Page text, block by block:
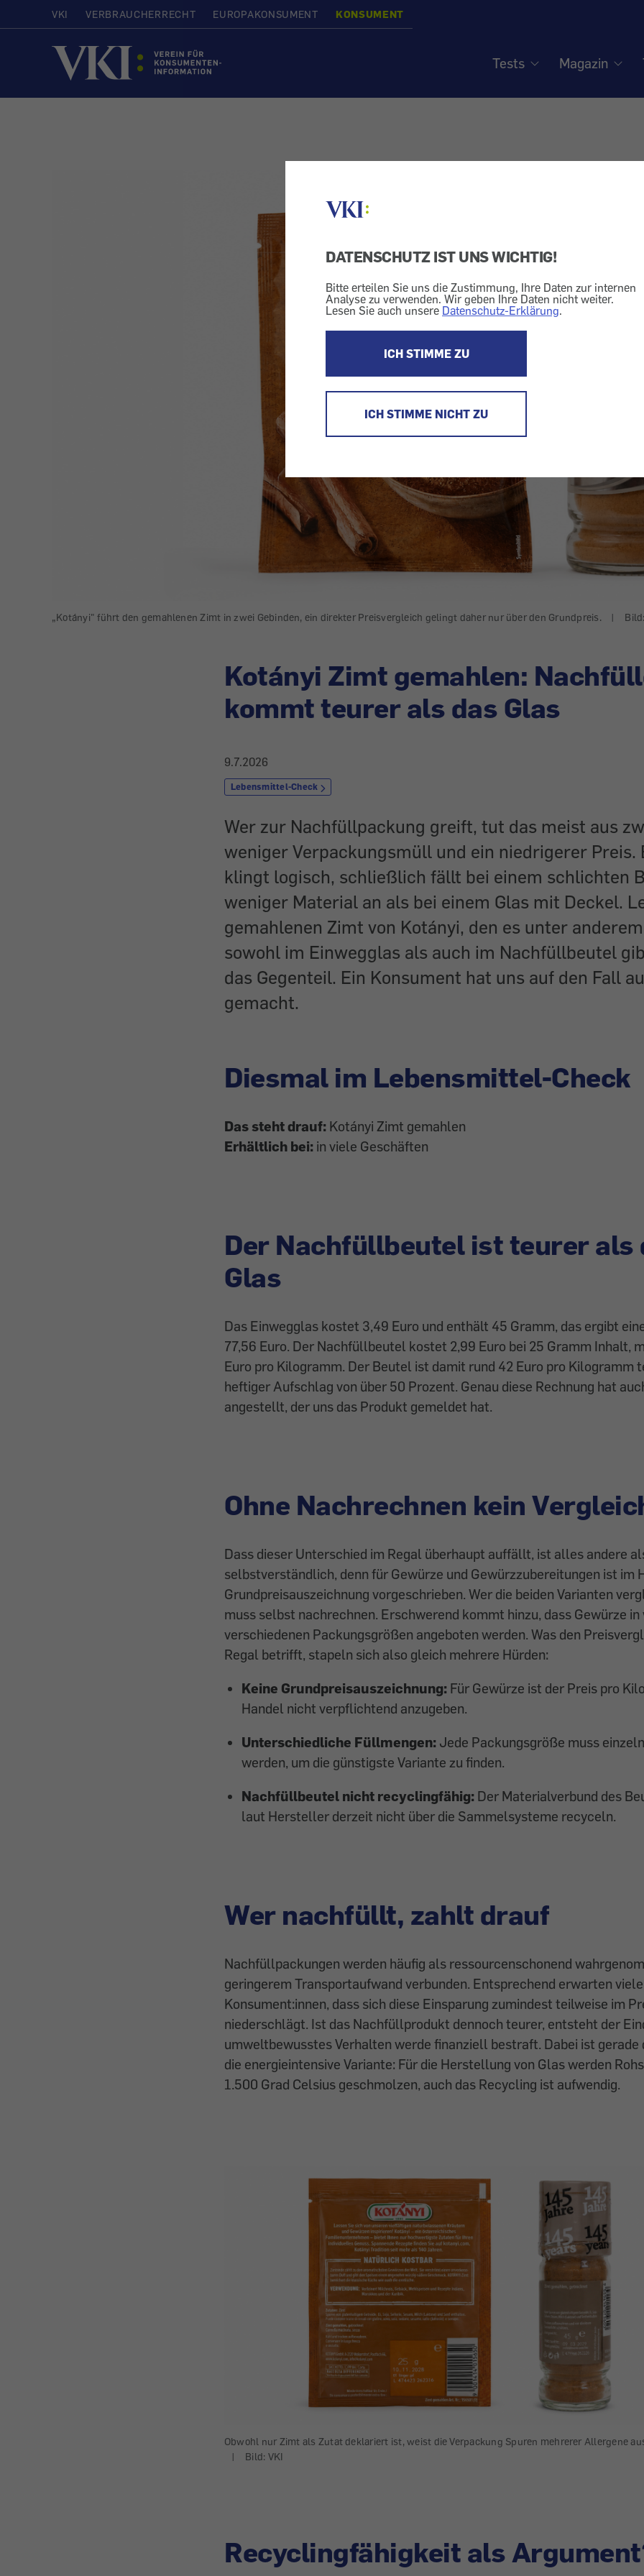
DATENSCHUTZ IST UNS WICHTIG!
Bitte erteilen Sie uns die Zustimmung, Ihre Daten zur internen
Analyse zu verwenden. Wir geben Ihre Daten nicht weiter.
Lesen Sie auch unsere Datenschutz-Erklärung.
ICH STIMME ZU
ICH STIMME NICHT ZU
VKI VERBRAUCHERRECHT EUROPAKONSUMENT KONSUMENT
Startseite
Tests Magazin
„Kotányi" führt den gemahlenen Zimt in zwei Gebinden, ein direkter Preisvergleich gelingt daher nur über den Grundpreis. |
Kotányi Zimt gemahlen:
kommt teurer als das Glas
9.7.2026
Lebensmittel-Check
Wer zur Nachfüllpackung greift, tut das meist aus
weniger Verpackungsmüll und ein niedrigerer Preis.
klingt logisch, schließlich fällt bei einem schlichten
weniger Material an als bei einem Glas mit Deckel.
gemahlenen Zimt von Kotányi, den es unter
sowohl im Einwegglas als auch im Nachfüllbeutel
das Gegenteil. Ein Konsument hat uns auf den Fall
gemacht.
Diesmal im Lebensmittel-Check
Das steht drauf: Kotányi Zimt gemahlen
Erhältlich bei: in viele Geschäften
Der Nachfüllbeutel ist teurer als
Glas
Das Einwegglas kostet 3,49 Euro und enthält 45 Gramm, das ergibt
77,56 Euro. Der Nachfüllbeutel kostet 2,99 Euro bei 25 Gramm Inhalt,
Euro pro Kilogramm. Der Beutel ist damit rund 42 Euro pro Kilogramm
heftiger Aufschlag von über 50 Prozent. Genau diese Rechnung hat
angestellt, der uns das Produkt gemeldet hat.
Ohne Nachrechnen kein
Dass dieser Unterschied im Regal überhaupt auffällt, ist alles andere
selbstverständlich, denn für Gewürze und Gewürzzubereitungen ist im
Grundpreisauszeichnung vorgeschrieben. Wer die beiden Varianten
muss selbst nachrechnen. Erschwerend kommt hinzu, dass Gewürze in
verschiedenen Packungsgrößen angeboten werden. Was den
Regal betrifft, stapeln sich also gleich mehrere Hürden:
Keine Grundpreisauszeichnung: Für Gewürze ist der Preis pro
Handel nicht verpflichtend anzugeben.
Unterschiedliche Füllmengen: Jede Packungsgröße muss
werden, um die günstigste Variante zu finden.
Nachfüllbeutel nicht recyclingfähig: Der Materialverbund des
laut Hersteller derzeit nicht über die Sammelsysteme recyceln.
Wer nachfüllt, zahlt drauf
Nachfüllpackungen werden häufig als ressourcenschonend
geringerem Transportaufwand verbunden. Entsprechend erwarten viele
Konsument:innen, dass sich diese Einsparung zumindest teilweise im
niederschlägt. Ist das Nachfüllprodukt dennoch teurer, entsteht der
umweltbewusstes Verhalten werde finanziell bestraft. Dabei ist gerade
die energieintensive Variante: Für die Herstellung von Glas werden
1.500 Grad Celsius geschmolzen, auch das Recycling ist aufwendig.
Obwohl nur Zimt als Zutat deklariert ist, weist die Verpackung Spuren mehrerer Allergene
|
Bild: VKI
Recyclingfähigkeit als